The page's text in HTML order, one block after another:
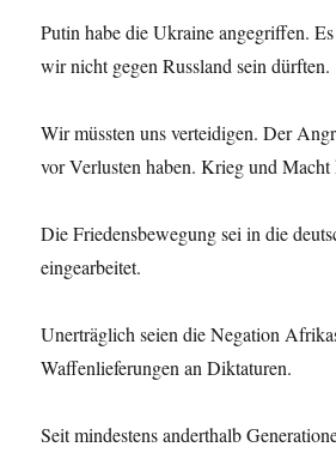
Putin habe die Ukraine angegriffen. Es
wir nicht gegen Russland sein dürften.
Wir müssten uns verteidigen. Der
vor Verlusten haben. Krieg und
Die Friedensbewegung sei in die
eingearbeitet.
Unerträglich seien die Negation
Waffenlieferungen an Diktaturen.
Seit mindestens anderthalb